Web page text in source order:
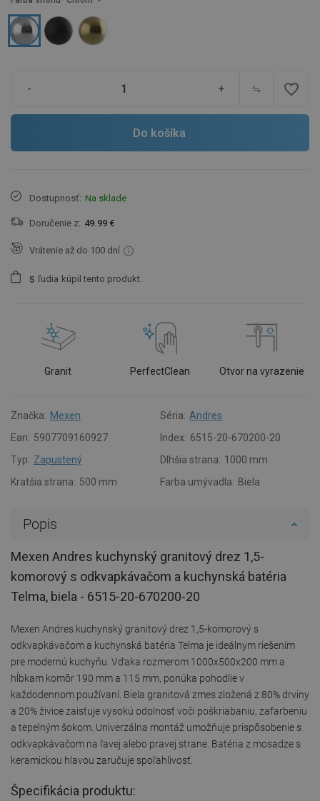
- + favorite_border
Do košíka
Dostupnosť: Na sklade
Doručenie z: 49.99 €
Vrátenie až do 100 dní
5 ľudia kúpil tento produkt.
Granit PerfectClean Otvor na vyrazenie
Značka: Mexen Séria: Andres
Ean: 5907709160927 Index: 6515-20-670200-20
Typ: Zapustený Dlhšia strana: 1000 mm
Kratšia strana: 500 mm Farba umývadla: Biela
Popis
Mexen Andres kuchynský granitový drez 1,5-
komorový s odkvapkávačom a kuchynská batéria
Telma, biela - 6515-20-670200-20
Mexen Andres kuchynský granitový drez 1,5-komorový s
odkvapkávačom a kuchynská batéria Telma je ideálnym riešením
pre modernú kuchyňu. Vďaka rozmerom 1000x500x200 mm a
hĺbkam komôr 190 mm a 115 mm, ponúka pohodlie v
každodennom používaní. Biela granitová zmes zložená z 80% drviny
a 20% živice zaisťuje vysokú odolnosť voči poškriabaniu, zafarbeniu
a tepelným šokom. Univerzálna montáž umožňuje prispôsobenie s
odkvapkávačom na ľavej alebo pravej strane. Batéria z mosadze s
keramickou hlavou zaručuje spoľahlivosť.
Špecifikácia produktu: